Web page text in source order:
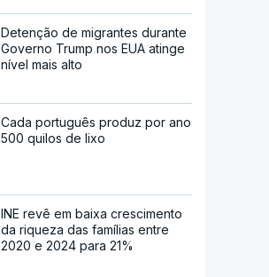
Detenção de migrantes durante
Governo Trump nos EUA atinge
nível mais alto
Cada português produz por ano
500 quilos de lixo
INE revê em baixa crescimento
da riqueza das famílias entre
2020 e 2024 para 21%